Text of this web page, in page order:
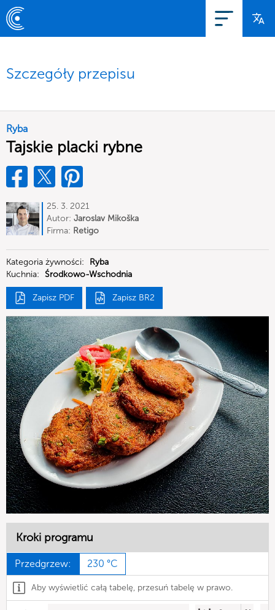
Szczegóły przepisu
Ryba
Tajskie placki rybne
25. 3. 2021
Autor: Jaroslav Mikoška
Firma: Retigo
Kategoria żywności:
Ryba
Kuchnia: Środkowo-Wschodnia
Zapisz PDF Zapisz BR2
Kroki programu
Przedgrzew: 230 °C
Aby wyświetlić całą tabelę, przesuń tabelę w prawo.